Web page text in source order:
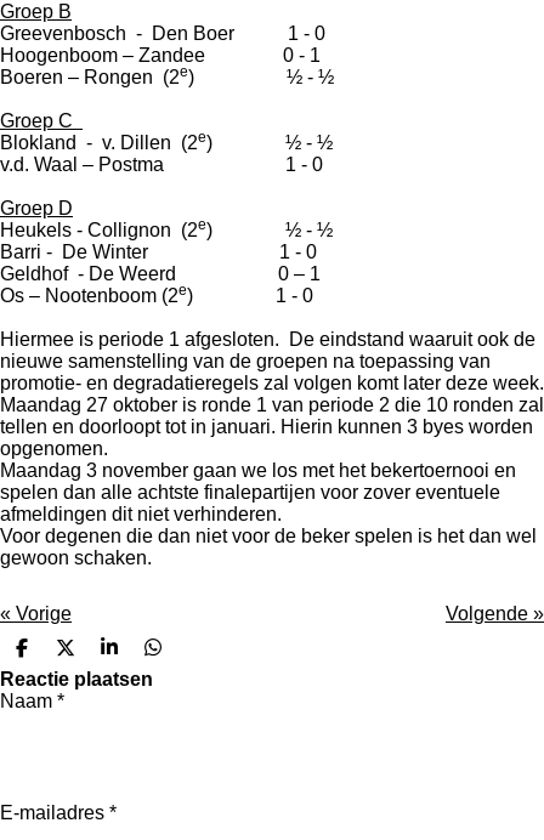
Groep B
Greevenbosch - Den Boer 1 - 0
Hoogenboom – Zandee 0 - 1
Boeren – Rongen (2e) ½ - ½
Groep C
Blokland - v. Dillen (2e) ½ - ½
v.d. Waal – Postma 1 - 0
Groep D
Heukels - Collignon (2e) ½ - ½
Barri - De Winter 1 - 0
Geldhof - De Weerd 0 – 1
Os – Nootenboom (2e) 1 - 0
Hiermee is periode 1 afgesloten. De eindstand waaruit ook de
nieuwe samenstelling van de groepen na toepassing van
promotie- en degradatieregels zal volgen komt later deze week.
Maandag 27 oktober is ronde 1 van periode 2 die 10 ronden zal
tellen en doorloopt tot in januari. Hierin kunnen 3 byes worden
opgenomen.
Maandag 3 november gaan we los met het bekertoernooi en
spelen dan alle achtste finalepartijen voor zover eventuele
afmeldingen dit niet verhinderen.
Voor degenen die dan niet voor de beker spelen is het dan wel
gewoon schaken.
« Vorige Volgende »
D
e
l
e
D
e
e
S
h
D
e
Reactie plaatsen
Naam *
E-mailadres *